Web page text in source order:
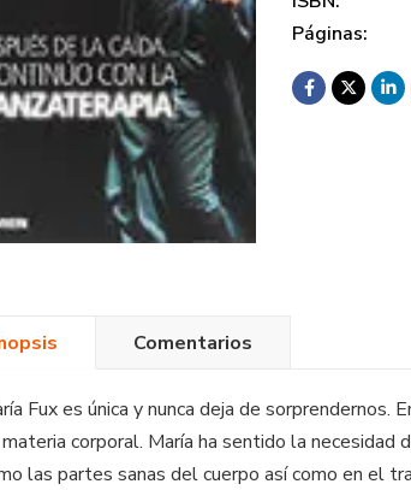
Páginas:
Comentarios
Fux es única y nunca deja de
corporal. María ha sentido la
las partes sanas del cuerpo así como en el